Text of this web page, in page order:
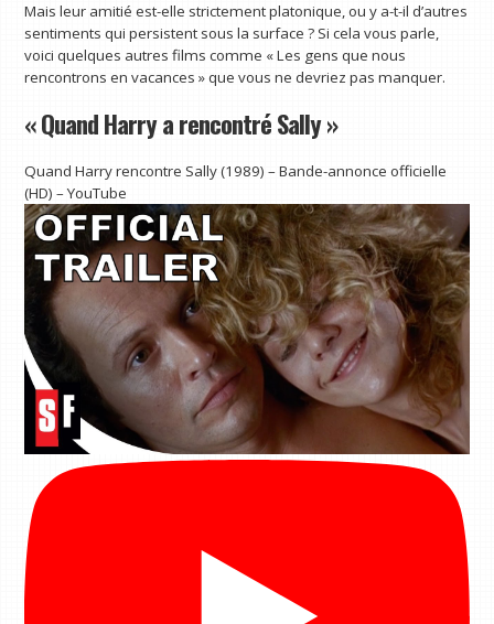
Mais leur amitié est-elle strictement platonique, ou y a-t-il d’autres
sentiments qui persistent sous la surface ? Si cela vous parle,
voici quelques autres films comme « Les gens que nous
rencontrons en vacances » que vous ne devriez pas manquer.
« Quand Harry a rencontré Sally »
Quand Harry rencontre Sally (1989) – Bande-annonce officielle
(HD) – YouTube